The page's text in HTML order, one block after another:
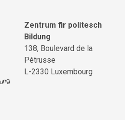
Zentrum fir politesch
Bildung
138, Boulevard de la
Pétrusse
L-2330 Luxembourg